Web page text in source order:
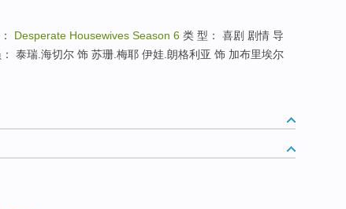
Desperate Housewives Season 6 类 型： 喜剧 剧情 导
泰瑞.海切尔 饰 苏珊.梅耶 伊娃.朗格利亚 饰 加布里埃尔